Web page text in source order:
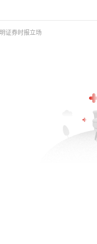
证券时报立场